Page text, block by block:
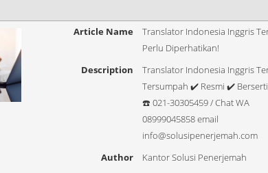
Article Name
Translator Indonesia Inggris
Perlu Diperhatikan!
Description
Translator Indonesia Inggris
Tersumpah ✔️ Resmi ✔️
☎️ 021-30305459 / Chat WA
08999045858 email
info@solusipenerjemah.com
Author
Kantor Solusi Penerjemah